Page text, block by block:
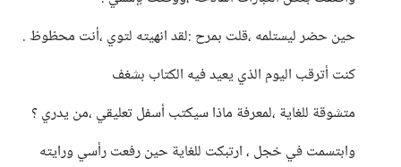
حين حضر ليستلمه ،قلت بمرح :لقد انهيته لتوي ،أنت محظوظ .
كنت أترقب اليوم الذي يعيد فيه الكتاب بشغف
متشوقة للغاية ،لمعرفة ماذا سيكتب أسفل تعليقي ،من يدري ؟
وابتسمت في خجل ، ارتبكت للغاية حين رفعت رأسي ورايته